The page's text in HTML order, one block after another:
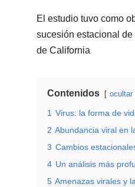
El estudio tuvo como
sucesión estacional
de California
Contenidos ocultar
1 Virus: la forma de
2 Abundancia viral en
3 Cambios
4 Un análisis más
5 Amenazas virales y